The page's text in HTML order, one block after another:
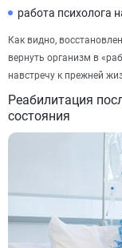
работа психолога
Как видно,
вернуть организм в
навстречу к прежней
Реабилитация
состояния